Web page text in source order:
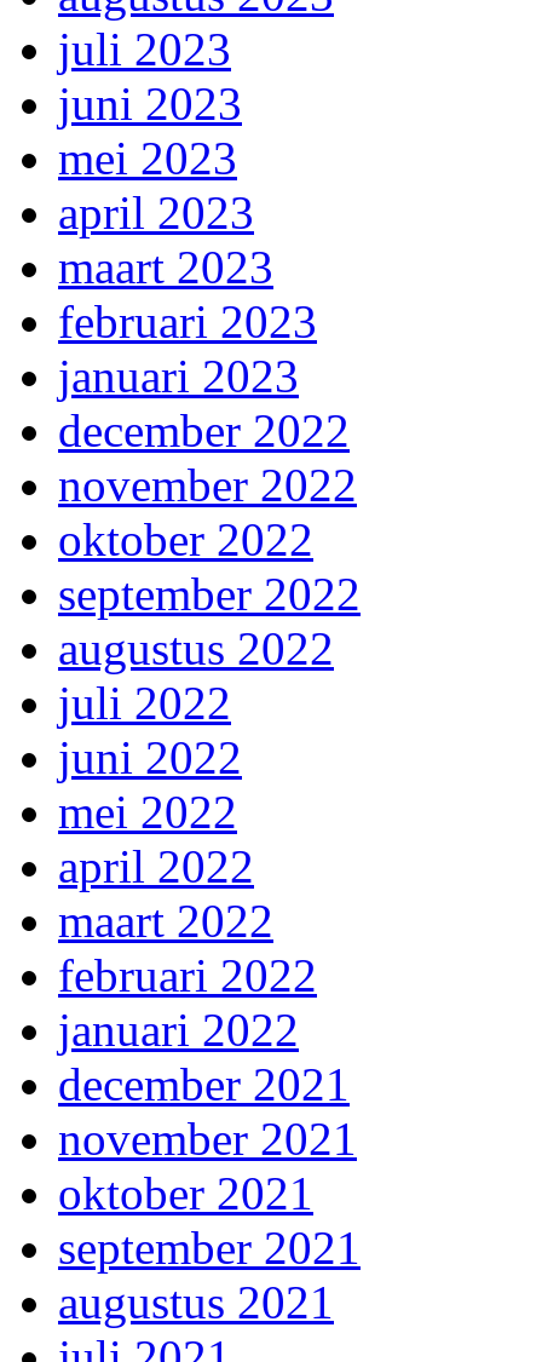
juli 2023
juni 2023
mei 2023
april 2023
maart 2023
februari 2023
januari 2023
december 2022
november 2022
oktober 2022
september 2022
augustus 2022
juli 2022
juni 2022
mei 2022
april 2022
maart 2022
februari 2022
januari 2022
december 2021
november 2021
oktober 2021
september 2021
augustus 2021